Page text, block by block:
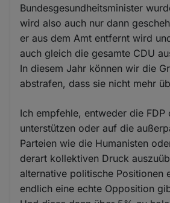
Bundesgesundheitsminister
wird also auch nur dann
er aus dem Amt entfernt wird
auch gleich die gesamte CDU
In diesem Jahr können wir die
abstrafen, dass sie nicht mehr
Ich empfehle, entweder die
unterstützen oder auf die
Parteien wie die Humanisten
derart kollektiven Druck
alternative politische Positionen
endlich eine echte Opposition